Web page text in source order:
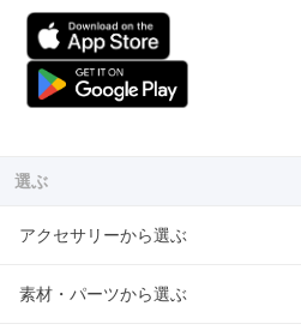
選ぶ
アクセサリーから選ぶ
素材・パーツから選ぶ